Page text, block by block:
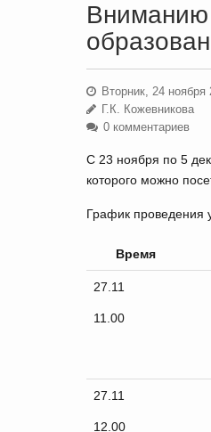
Вниманию
Вторник, 24 ноября
Г.К. Кожевникова
0 комментариев
С 23 ноября по 5
которого можно
График проведения
Время
27.11
11.00
27.11
12.00